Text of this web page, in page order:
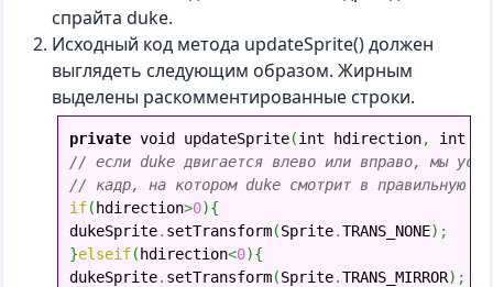
спрайта duke.
Исходный код метода updateSprite() должен
выглядеть следующим образом. Жирным
выделены раскомментированные строки.
private void updateSprite(int hdirection,
int
// если duke двигается влево или вправо, мы
// кадр, на котором duke смотрит в правильную
if( hdirection>0){
dukeSprite. setTransform(Sprite.TRANS_NONE) ;
}elseif( hdirection<0){
dukeSprite. setTransform(Sprite.TRANS_MIRROR) ;